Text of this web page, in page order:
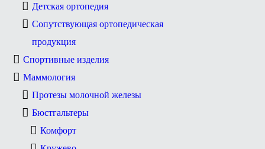
Детская ортопедия
Сопутствующая ортопедическая
продукция
Спортивные изделия
Маммология
Протезы молочной железы
Бюстгальтеры
Комфорт